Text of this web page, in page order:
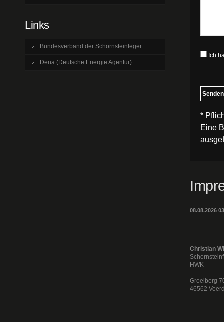
Ich
*
Eine
08.08.2026
Christian
HWK
Groelberg
46562
Links
Bundesverband der Schornsteinfeger
Dena (Deutsche Energie Agentur)